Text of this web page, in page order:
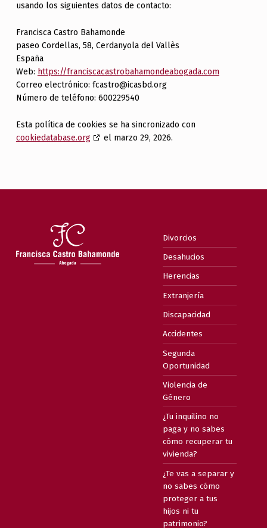
usando los siguientes datos de contacto:
Francisca Castro Bahamonde
paseo Cordellas, 58, Cerdanyola del Vallès
España
Web: https://franciscacastrobahamondeabogada.com
Correo electrónico: fcastro@icasbd.org
Número de teléfono: 600229540
Esta política de cookies se ha sincronizado con
cookiedatabase.org
el marzo 29, 2026.
Divorcios
Desahucios
Herencias
Extranjería
Discapacidad
Accidentes
Segunda
Oportunidad
Violencia de
Género
¿Tu inquilino no
paga y no sabes
cómo recuperar tu
vivienda?
¿Te vas a separar y
no sabes cómo
proteger a tus
hijos ni tu
patrimonio?